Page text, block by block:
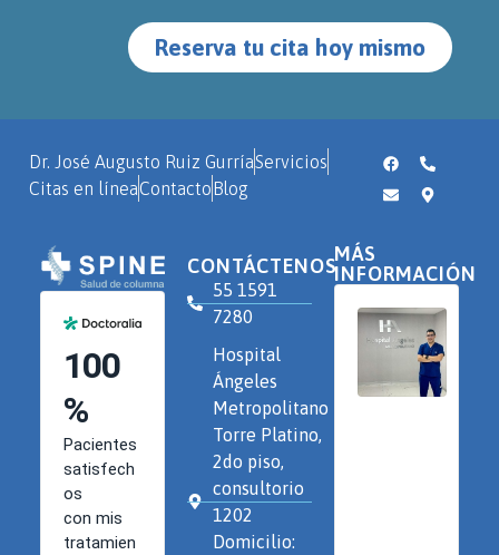
Reserva tu cita hoy mismo
Dr. José Augusto Ruiz GurríaServicios
Citas en líneaContactoBlog
CONTÁCTENOS
55 1591
7280
Hospital
Ángeles
Metropolitano
Torre Platino,
2do piso,
consultorio
1202
Domicilio:
MÁS
INFORMACIÓN